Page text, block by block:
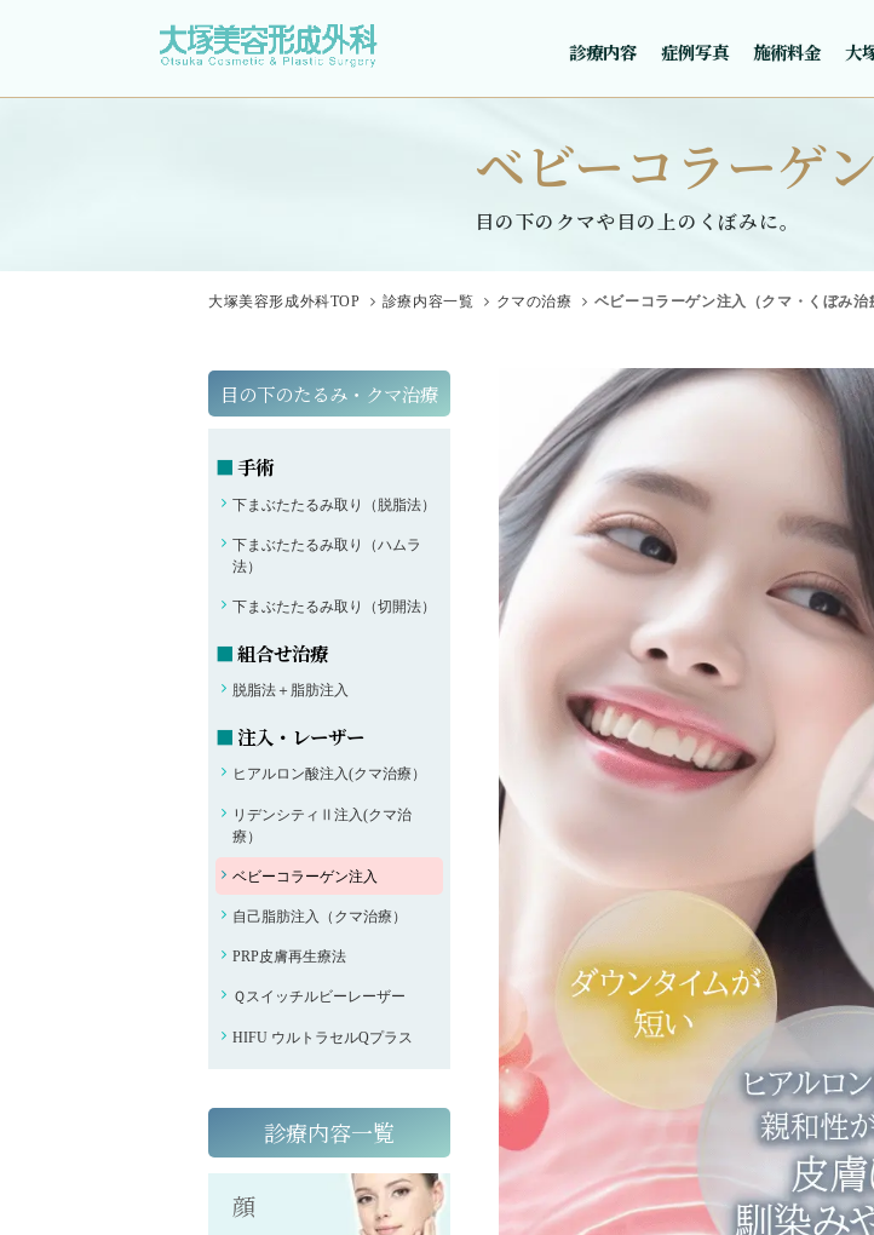
診療内容 症例写真 施術料金 大
ベビーコラーゲ
目の下のクマや目の上のくぼみに。
大塚美容形成外科TOP 診療内容一覧 クマの治療 ベビーコラーゲン注入（クマ・くぼみ治
目の下のたるみ・クマ治療
手術
下まぶたたるみ取り（脱脂法）
下まぶたたるみ取り（ハムラ
法）
下まぶたたるみ取り（切開法）
組合せ治療
脱脂法＋脂肪注入
注入・レーザー
ヒアルロン酸注入(クマ治療）
リデンシティⅡ注入(クマ治
療）
ベビーコラーゲン注入
自己脂肪注入（クマ治療）
PRP皮膚再生療法
Ｑスイッチルビーレーザー
HIFU ウルトラセルQプラス
診療内容一覧
顔